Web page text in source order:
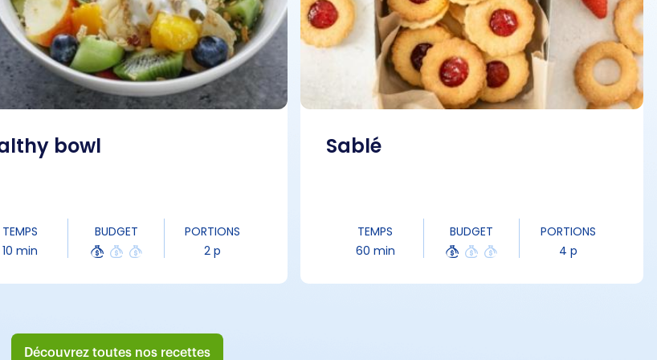
bowl
TEMPS
10 min
BUDGET
PORTIONS
2 p
Sablé
TEMPS
60 min
BUDGET
PORTIONS
4 p
Découvrez toutes nos recettes